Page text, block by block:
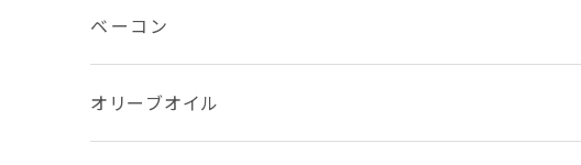
ベーコン
オリーブオイル